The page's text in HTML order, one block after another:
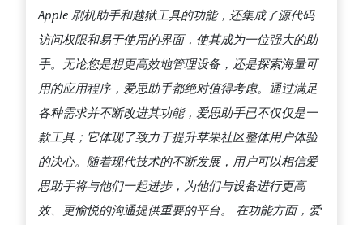
Apple 刷机助手和越狱工具的功能，还集成了源代码
访问权限和易于使用的界面，使其成为一位强大的助
手。无论您是想更高效地管理设备，还是探索海量可
用的应用程序，爱思助手都绝对值得考虑。通过满足
各种需求并不断改进其功能，爱思助手已不仅仅是一
款工具；它体现了致力于提升苹果社区整体用户体验
的决心。随着现代技术的不断发展，用户可以相信爱
思助手将与他们一起进步，为他们与设备进行更高
效、更愉悦的沟通提供重要的平台。 在功能方面，爱